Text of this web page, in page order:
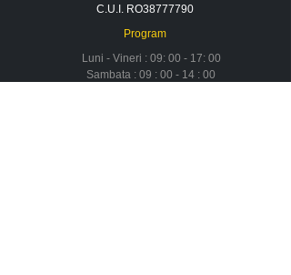
C.U.I. RO38777790
Program
Luni - Vineri : 09: 00 - 17: 00
Sambata : 09 : 00 - 14 : 00